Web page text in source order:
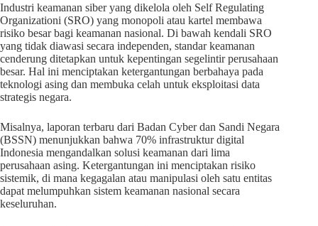
Industri keamanan siber yang dikelola oleh Self Regulating
Organizationi (SRO) yang monopoli atau kartel membawa
risiko besar bagi keamanan nasional. Di bawah kendali SRO
yang tidak diawasi secara independen, standar keamanan
cenderung ditetapkan untuk kepentingan segelintir perusahaan
besar. Hal ini menciptakan ketergantungan berbahaya pada
teknologi asing dan membuka celah untuk eksploitasi data
strategis negara.
Misalnya, laporan terbaru dari Badan Cyber dan Sandi Negara
(BSSN) menunjukkan bahwa 70% infrastruktur digital
Indonesia mengandalkan solusi keamanan dari lima
perusahaan asing. Ketergantungan ini menciptakan risiko
sistemik, di mana kegagalan atau manipulasi oleh satu entitas
dapat melumpuhkan sistem keamanan nasional secara
keseluruhan.